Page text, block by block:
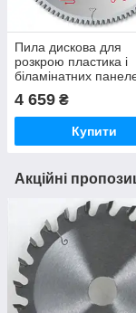
Пила дискова для
розкрою пластика і
біламінатних
FREUD LU3F
4 659 ₴
Купити
Акційні